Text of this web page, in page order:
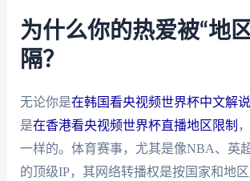
为什么你的热爱被“地
隔？
无论你是在韩国看央视频世界杯中文解
是在香港看央视频世界杯直播地区限制
一样的。体育赛事，尤其是像NBA、英
的顶级IP，其网络转播权是按国家和地